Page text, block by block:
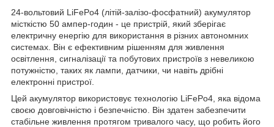
24-вольтовий LiFePo4 (літій-залізо-фосфатний) акумулятор
місткістю 50 ампер-годин - це пристрій, який зберігає
електричну енергію для використання в різних автономних
системах. Він є ефективним рішенням для живлення
освітлення, сигналізації та побутових пристроїв з невеликою
потужністю, таких як лампи, датчики, чи навіть дрібні
електронні пристрої.
Цей акумулятор використовує технологію LiFePo4, яка відома
своєю довговічністю і безпечністю. Він здатен забезпечити
стабільне живлення протягом тривалого часу, що робить його